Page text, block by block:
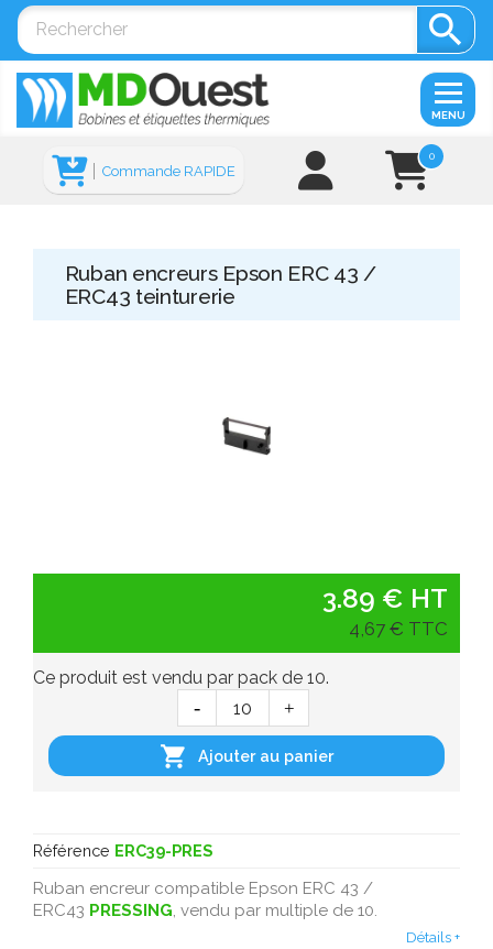

0
Commande RAPIDE
MENU
Ruban encreurs Epson ERC 43 /
ERC43 teinturerie
Référence ERC39-PRES
Ruban encreur compatible Epson ERC 43 /
ERC43 PRESSING, vendu par multiple de 10.
Détails +
3.89 € HT
4,67 € TTC
Ce produit est vendu par pack de 10.
 Ajouter au panier